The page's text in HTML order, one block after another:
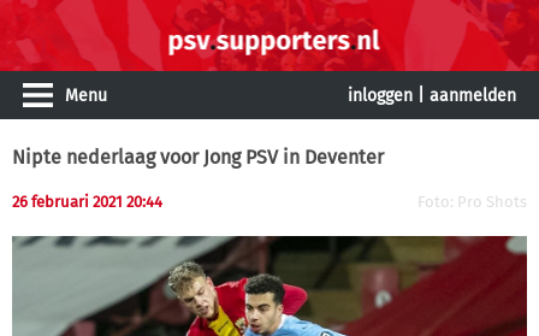
Menu inloggen aanmelden
Nipte nederlaag voor Jong PSV in Deventer
26 februari 2021 20:44 Foto: Pro Shots